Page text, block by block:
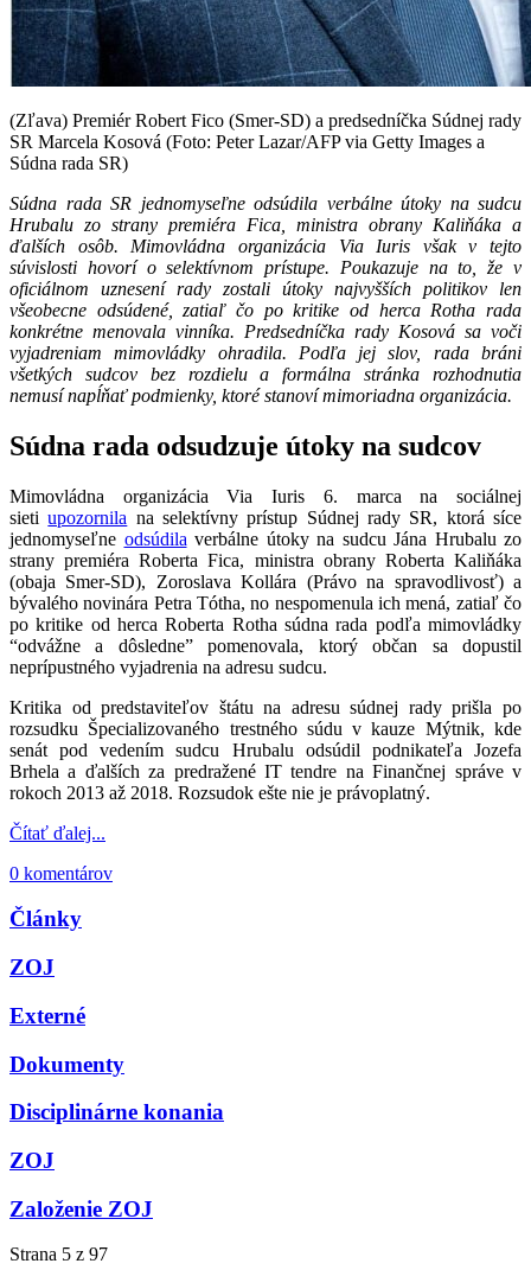
(Zľava) Premiér Robert Fico (Smer-SD) a predsedníčka Súdnej rady
SR Marcela Kosová (Foto: Peter Lazar/AFP via Getty Images a
Súdna rada SR)
Súdna rada SR jednomyseľne odsúdila verbálne útoky na sudcu
Hrubalu zo strany premiéra Fica, ministra obrany Kaliňáka a
ďalších osôb. Mimovládna organizácia Via Iuris však v tejto
súvislosti hovorí o selektívnom prístupe. Poukazuje na to, že v
oficiálnom uznesení rady zostali útoky najvyšších politikov len
všeobecne odsúdené, zatiaľ čo po kritike od herca Rotha rada
konkrétne menovala vinníka. Predsedníčka rady Kosová sa voči
vyjadreniam mimovládky ohradila. Podľa jej slov, rada bráni
všetkých sudcov bez rozdielu a formálna stránka rozhodnutia
nemusí napĺňať podmienky, ktoré stanoví mimoriadna organizácia.
Súdna rada odsudzuje útoky na sudcov
Mimovládna organizácia Via Iuris 6. marca na sociálnej
sietiupozornila na selektívny prístup Súdnej rady SR, ktorá síce
jednomyseľne odsúdila verbálne útoky na sudcu Jána Hrubalu zo
strany premiéra Roberta Fica, ministra obrany Roberta Kaliňáka
(obaja Smer-SD), Zoroslava Kollára (Právo na spravodlivosť) a
bývalého novinára Petra Tótha, no nespomenula ich mená, zatiaľ čo
po kritike od herca Roberta Rotha súdna rada podľa mimovládky
“odvážne a dôsledne” pomenovala, ktorý občan sa dopustil
neprípustného vyjadrenia na adresu sudcu.
Kritika od predstaviteľov štátu na adresu súdnej rady prišla po
rozsudku Špecializovaného trestného súdu v kauze Mýtnik, kde
senát pod vedením sudcu Hrubalu odsúdil podnikateľa Jozefa
Brhela a ďalších za predražené IT tendre na Finančnej správe v
rokoch 2013 až 2018. Rozsudok ešte nie je právoplatný.
Čítať ďalej...
0 komentárov
Články
ZOJ
Externé
Dokumenty
Disciplinárne konania
ZOJ
Založenie ZOJ
Strana 5 z 97